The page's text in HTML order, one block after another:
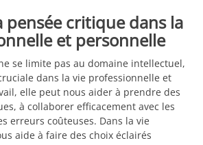
critique dans la
et personnelle
se limite pas au domaine intellectuel,
dans la vie professionnelle et
elle peut nous aider à prendre des
à collaborer efficacement avec les
erreurs coûteuses. Dans la vie
aide à faire des choix éclairés